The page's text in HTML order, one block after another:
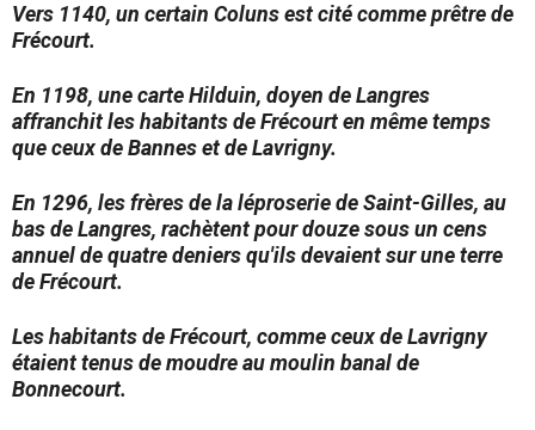
Vers 1140, un certain Coluns est cité comme prêtre de
Frécourt.
En 1198, une carte Hilduin, doyen de Langres
affranchit les habitants de Frécourt en même temps
que ceux de Bannes et de Lavrigny.
En 1296, les frères de la léproserie de Saint-Gilles, au
bas de Langres, rachètent pour douze sous un cens
annuel de quatre deniers qu'ils devaient sur une terre
de Frécourt.
Les habitants de Frécourt, comme ceux de Lavrigny
étaient tenus de moudre au moulin banal de
Bonnecourt.